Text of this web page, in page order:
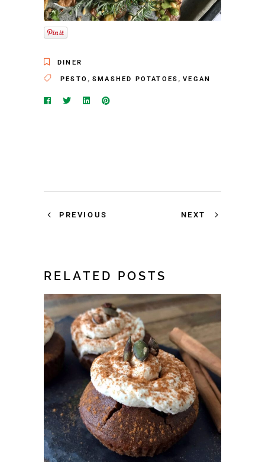
DINER
PESTO , SMASHED POTATOES ,VEGAN
PREVIOUS NEXT
RELATED POSTS